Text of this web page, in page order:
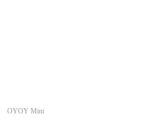
OYOY Mini